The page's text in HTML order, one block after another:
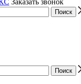
Заказать звонок